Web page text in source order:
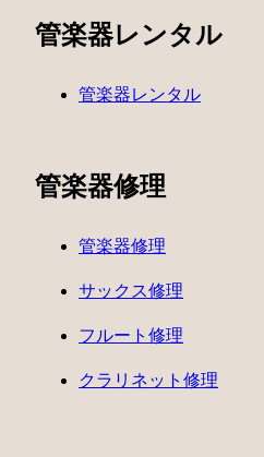
管楽器レンタル
管楽器レンタル
管楽器修理
管楽器修理
サックス修理
フルート修理
クラリネット修理